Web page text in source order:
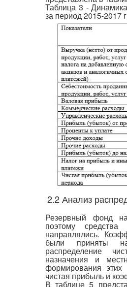
Таблица 3 -
за период 2015-2017
2.2 Анализ
Резервный фонд
поэтому
направлялись.
были приняты на
распределение
назначения и
формирования
чистая прибыль и
В таблице 5